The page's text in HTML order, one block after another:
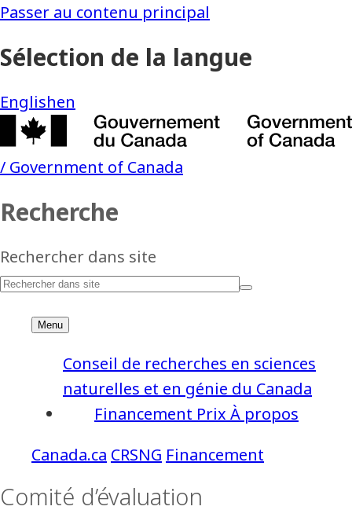
CRSNG Financement
Financement Prix À propos
Conseil de recherches en sciences
naturelles et en génie du Canada
Comité d’évaluation